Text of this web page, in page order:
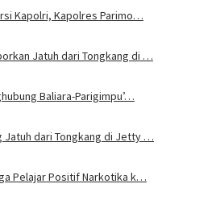
Kapolri, Kapolres Parimo…
Jatuh dari Tongkang di …
Baliara-Parigimpu’…
Jatuh dari Tongkang di Jetty …
Pelajar Positif Narkotika k…